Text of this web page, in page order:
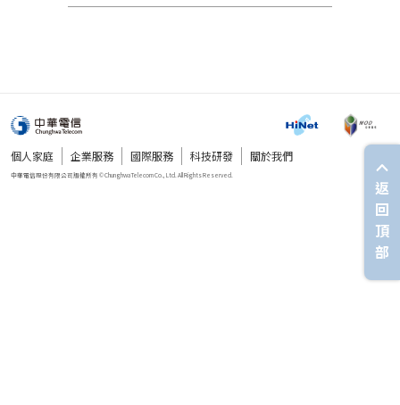
個人家庭 企業服務 國際服務 科技研發 關於我們
返
回
頂
部